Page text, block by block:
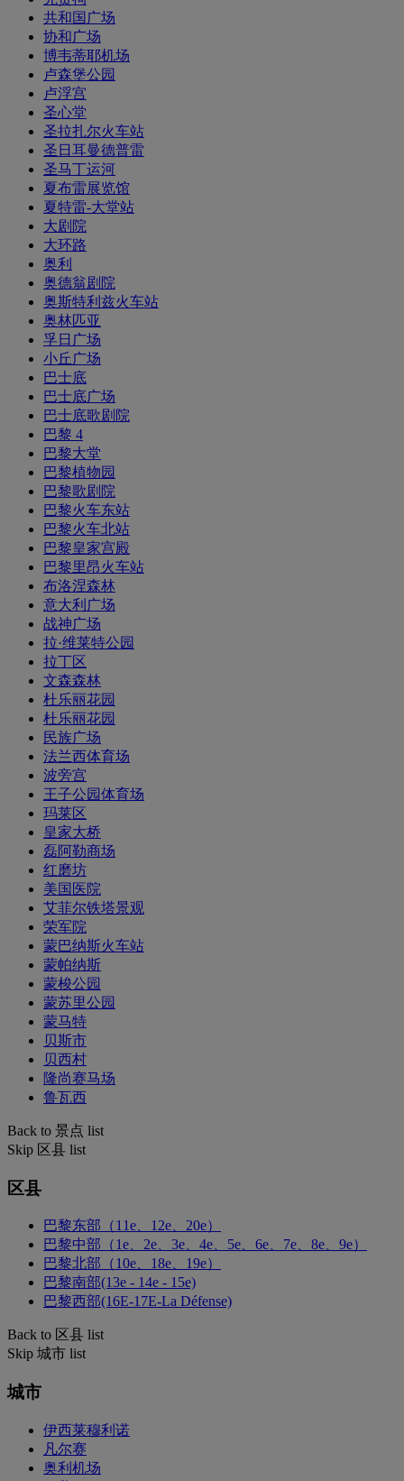
共和国广场
协和广场
博韦蒂耶机场
卢森堡公园
卢浮宫
圣心堂
圣拉扎尔火车站
圣日耳曼德普雷
圣马丁运河
夏布雷展览馆
夏特雷-大堂站
大剧院
大环路
奥利
奥德翁剧院
奥斯特利兹火车站
奥林匹亚
孚日广场
小丘广场
巴士底
巴士底广场
巴士底歌剧院
巴黎 4
巴黎大堂
巴黎植物园
巴黎歌剧院
巴黎火车东站
巴黎火车北站
巴黎皇家宫殿
巴黎里昂火车站
布洛涅森林
意大利广场
战神广场
拉·维莱特公园
拉丁区
文森森林
杜乐丽花园
杜乐丽花园
民族广场
法兰西体育场
波旁宫
王子公园体育场
玛莱区
皇家大桥
磊阿勒商场
红磨坊
美国医院
艾菲尔铁塔景观
荣军院
蒙巴纳斯火车站
蒙帕纳斯
蒙梭公园
蒙苏里公园
蒙马特
贝斯市
贝西村
隆尚赛马场
鲁瓦西
Back to 景点 list
Skip 区县 list
区县
巴黎东部（11e、12e、20e）
巴黎中部（1e、2e、3e、4e、5e、6e、7e、8e、9e）
巴黎北部（10e、18e、19e）
巴黎南部(13e - 14e - 15e)
巴黎西部(16E-17E-La Défense)
Back to 区县 list
Skip 城市 list
城市
伊西莱穆利诺
凡尔赛
奥利机场